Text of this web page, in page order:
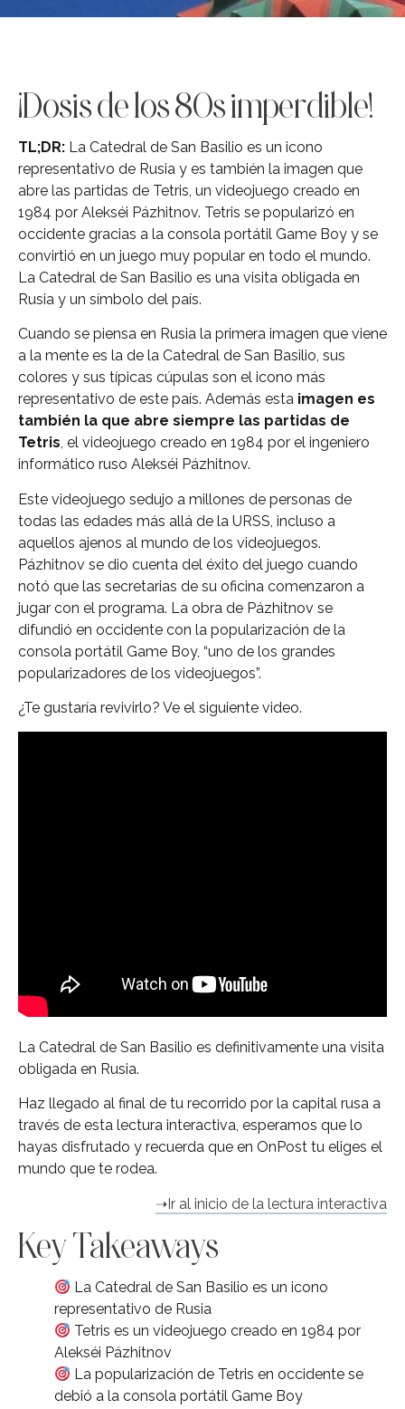
¡Dosis de los 80s imperdible!
TL;DR: La Catedral de San Basilio es un icono
representativo de Rusia y es también la imagen que
abre las partidas de Tetris, un videojuego creado en
1984 por Alekséi Pázhitnov. Tetris se popularizó en
occidente gracias a la consola portátil Game Boy y se
convirtió en un juego muy popular en todo el mundo.
La Catedral de San Basilio es una visita obligada en
Rusia y un símbolo del país.
Cuando se piensa en Rusia la primera imagen que viene
a la mente es la de la Catedral de San Basilio, sus
colores y sus típicas cúpulas son el icono más
representativo de este país. Además esta imagen es
también la que abre siempre las partidas de
Tetris, el videojuego creado en 1984 por el ingeniero
informático ruso Alekséi Pázhitnov.
Este videojuego sedujo a millones de personas de
todas las edades más allá de la URSS, incluso a
aquellos ajenos al mundo de los videojuegos.
Pázhitnov se dio cuenta del éxito del juego cuando
notó que las secretarias de su oficina comenzaron a
jugar con el programa. La obra de Pázhitnov se
difundió en occidente con la popularización de la
consola portátil Game Boy, “uno de los grandes
popularizadores de los videojuegos”.
¿Te gustaría revivirlo? Ve el siguiente video.
La Catedral de San Basilio es definitivamente una visita
obligada en Rusia.
Haz llegado al final de tu recorrido por la capital rusa a
través de esta lectura interactiva, esperamos que lo
hayas disfrutado y recuerda que en OnPost tu eliges el
mundo que te rodea.
➝Ir al inicio de la lectura interactiva
Key Takeaways
La Catedral de San Basilio es un icono
representativo de Rusia
Tetris es un videojuego creado en 1984 por
Alekséi Pázhitnov
La popularización de Tetris en occidente se
debió a la consola portátil Game Boy